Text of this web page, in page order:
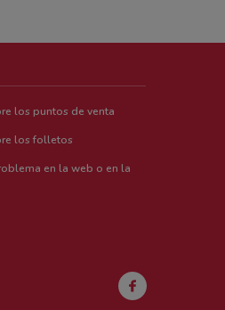
los puntos de venta
los folletos
en la web o en la